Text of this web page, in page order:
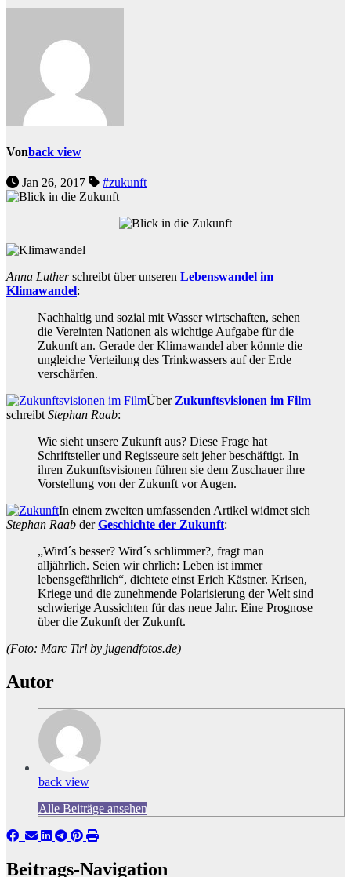
Vonback view
Jan 26, 2017 #zukunft
Anna Lutherschreibt über unseren Lebenswandel im
Klimawandel:
Nachhaltig und sozial mit Wasser wirtschaften, sehen
die Vereinten Nationen als wichtige Aufgabe für die
Zukunft an. Gerade der Klimawandel aber könnte die
ungleiche Verteilung des Trinkwassers auf der Erde
verschärfen.
ÜberZukunftsvisionen im Film
schreibtStephan Raab:
Wie sieht unsere Zukunft aus? Diese Frage hat
Schriftsteller und Regisseure seit jeher beschäftigt. In
ihren Zukunftsvisionen führen sie dem Zuschauer ihre
Vorstellung von der Zukunft vor Augen.
In einem zweiten umfassenden Artikel widmet sich
Stephan Raab derGeschichte der Zukunft:
„Wird´s besser? Wird´s schlimmer?, fragt man
alljährlich. Seien wir ehrlich: Leben ist immer
lebensgefährlich“, dichtete einst Erich Kästner. Krisen,
Kriege und die zunehmende Polarisierung der Welt sind
schwierige Aussichten für das neue Jahr. Eine Prognose
über die Zukunft der Zukunft.
(Foto: Marc Tirl by jugendfotos.de)
Autor
back view
Alle Beiträge ansehen
Beitrags-Navigation